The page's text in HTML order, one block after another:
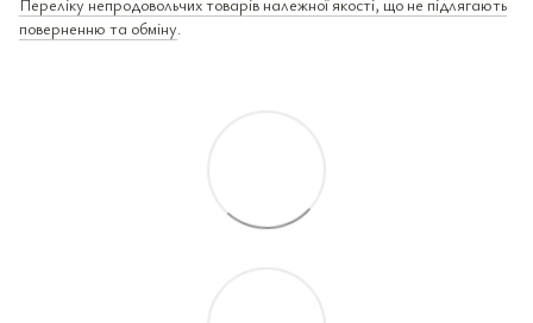
поверненню та обміну.